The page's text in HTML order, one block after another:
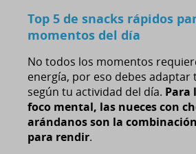
Top 5 de snacks rápidos
momentos del día
No todos los momentos
energía, por eso debes adaptar
según tu actividad del día. Para
foco mental, las nueces con
arándanos son la
para rendir.